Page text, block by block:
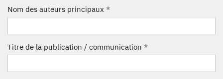
Nom des auteurs principaux *
Titre de la publication / communication *